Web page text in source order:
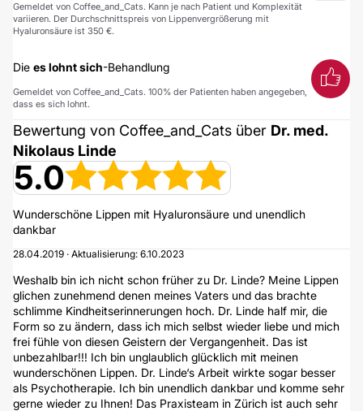
Gemeldet von Coffee_and_Cats. Kann je nach Patient und Komplexität
variieren. Der Durchschnittspreis von Lippenvergrößerung mit
Hyaluronsäure ist 350 €.
Die es lohnt sich-Behandlung
Gemeldet von Coffee_and_Cats. 100% der Patienten haben angegeben,
dass es sich lohnt.
Bewertung von Coffee_and_Cats über Dr. med.
Nikolaus Linde
5.0
Wunderschöne Lippen mit Hyaluronsäure und unendlich
dankbar
28.04.2019 · Aktualisierung: 6.10.2023
Weshalb bin ich nicht schon früher zu Dr. Linde? Meine Lippen
glichen zunehmend denen meines Vaters und das brachte
schlimme Kindheitserinnerungen hoch. Dr. Linde half mir, die
Form so zu ändern, dass ich mich selbst wieder liebe und mich
frei fühle von diesen Geistern der Vergangenheit. Das ist
unbezahlbar!!! Ich bin unglaublich glücklich mit meinen
wunderschönen Lippen. Dr. Linde‘s Arbeit wirkte sogar besser
als Psychotherapie. Ich bin unendlich dankbar und komme sehr
gerne wieder zu Ihnen! Das Praxisteam in Zürich ist auch sehr